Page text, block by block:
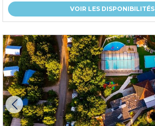
VOIR LES DISPONIBILITÉS